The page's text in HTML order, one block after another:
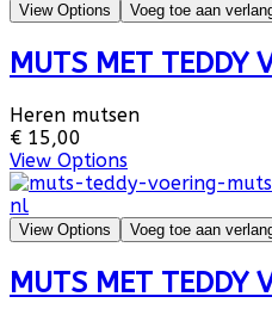
View Options Voeg toe aan
MUTS MET TEDDY
Heren mutsen
€ 15,00
View Options
View Options Voeg toe aan
MUTS MET TEDDY